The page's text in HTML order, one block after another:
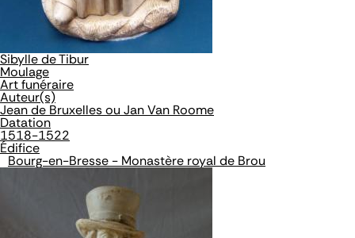
Sibylle de Tibur
Moulage
Art funéraire
Auteur(s)
Jean de Bruxelles ou Jan Van Roome
Datation
1518-1522
Édifice
Bourg-en-Bresse - Monastère royal de Brou